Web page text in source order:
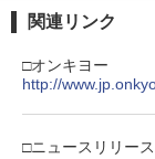
関連リンク
□オンキヨー
http://
□ニュースリリース